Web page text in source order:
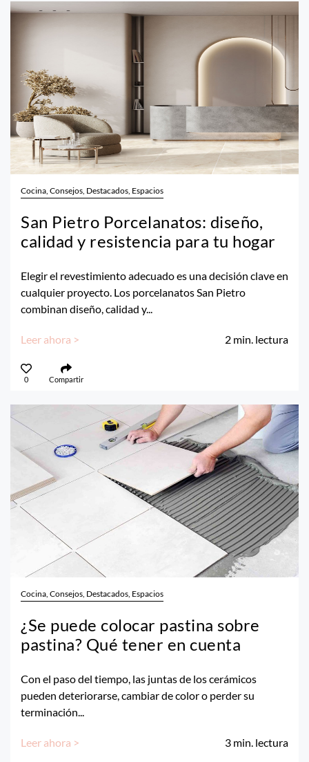
Cocina, Consejos, Destacados, Espacios
San Pietro Porcelanatos: diseño,
calidad y resistencia para tu hogar
Elegir el revestimiento adecuado es una decisión clave en
cualquier proyecto. Los porcelanatos San Pietro
combinan diseño, calidad y...
Leer ahora > 2 min. lectura
0 Compartir
Cocina, Consejos, Destacados, Espacios
¿Se puede colocar pastina sobre
pastina? Qué tener en cuenta
Con el paso del tiempo, las juntas de los cerámicos
pueden deteriorarse, cambiar de color o perder su
terminación...
Leer ahora > 3 min. lectura